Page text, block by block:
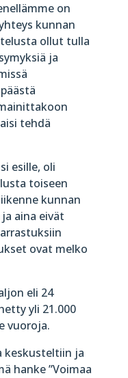
on
kunnan
ollut tulla
ja
tehdä
esille, oli
toiseen
kunnan
aina eivät
ovat melko
eli 24
yli 21.000
vuoroja.
keskusteltiin ja
hanke ”Voimaa